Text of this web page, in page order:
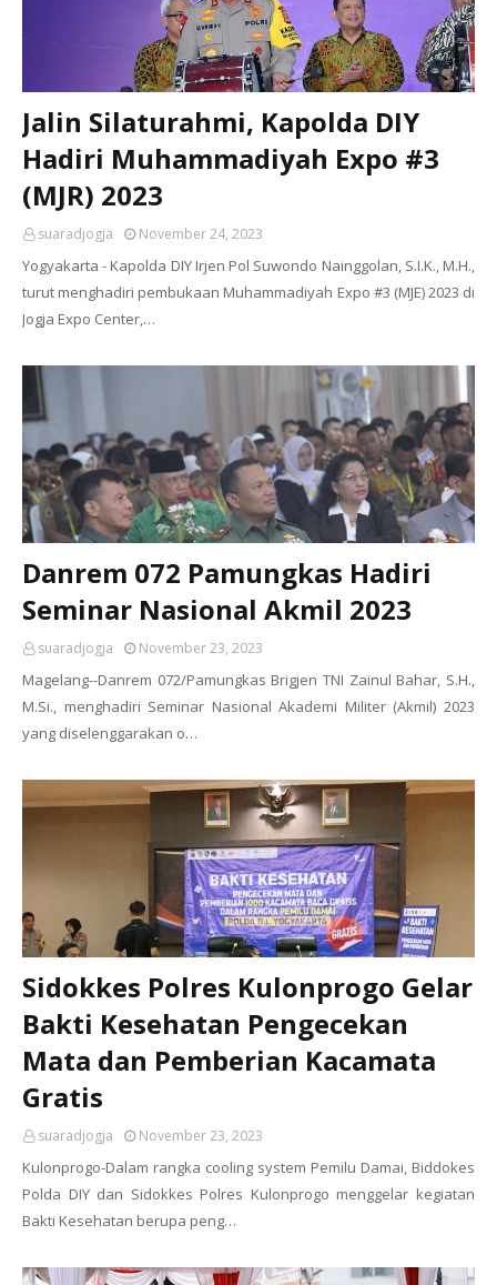
Jalin Silaturahmi, Kapolda DIY
Hadiri Muhammadiyah Expo #3
(MJR) 2023
suaradjogja November 24, 2023
Yogyakarta - Kapolda DIY Irjen Pol Suwondo Nainggolan, S.I.K., M.H.,
turut menghadiri pembukaan Muhammadiyah Expo #3 (MJE) 2023 di
Jogja Expo Center,…
Danrem 072 Pamungkas Hadiri
Seminar Nasional Akmil 2023
suaradjogja November 23, 2023
Magelang--Danrem 072/Pamungkas Brigjen TNI Zainul Bahar, S.H.,
M.Si., menghadiri Seminar Nasional Akademi Militer (Akmil) 2023
yang diselenggarakan o…
Sidokkes Polres Kulonprogo Gelar
Bakti Kesehatan Pengecekan
Mata dan Pemberian Kacamata
Gratis
suaradjogja November 23, 2023
Kulonprogo-Dalam rangka cooling system Pemilu Damai, Biddokes
Polda DIY dan Sidokkes Polres Kulonprogo menggelar kegiatan
Bakti Kesehatan berupa peng…